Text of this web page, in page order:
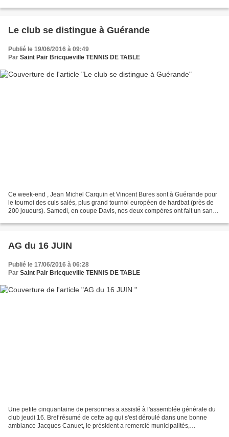
Le club se distingue à Guérande
Publié le 19/06/2016 à 09:49
Par Saint Pair Bricqueville TENNIS DE TABLE
Ce week-end , Jean Michel Carquin et Vincent Bures sont à Guérande pour
le tournoi des culs salés, plus grand tournoi européen de hardbat (près de
200 joueurs). Samedi, en coupe Davis, nos deux compères ont fait un sans
AG du 16 JUIN
Publié le 17/06/2016 à 06:28
Par Saint Pair Bricqueville TENNIS DE TABLE
Une petite cinquantaine de personnes a assisté à l'assemblée générale du
club jeudi 16. Bref résumé de cette ag qui s'est déroulé dans une bonne
ambiance Jacques Canuet, le président a remercié municipalités,